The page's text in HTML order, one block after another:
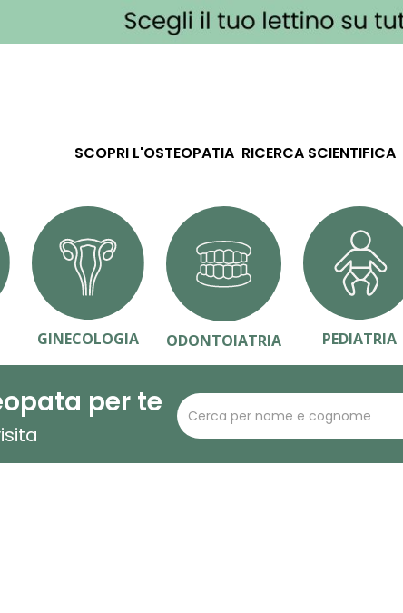
SCOPRI L'OSTEOPATIA RICERCA SCIENTIFICA
GINECOLOGIA ODONTOIATRIA PEDIATRIA
per te